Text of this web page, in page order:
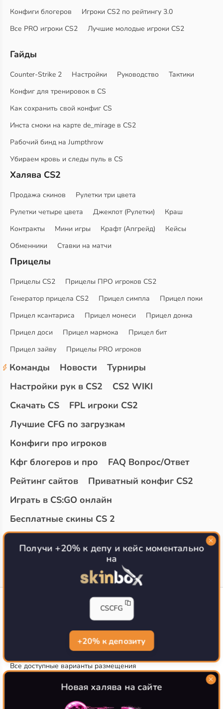
Конфиги блогеров
Игроки CS2 по рейтингу 3.0
Все PRO игроки CS2
Лучшие молодые игроки CS2
Гайды
Counter-Strike 2 Настройки Руководство
Тактики
Конфиг для тренировок в CS
Как сохранить свой конфиг CS
Инста смоки на карте de_mirage в CS2
Рабочий бинд на Jumpthrow
Убираем кровь и следы пуль в CS
Халява CS2
Продажа скинов
Рулетки три цвета
Рулетки четыре цвета
Джекпот (Рулетки)
Краш
Контракты
Мини игры Крафт (Апгрейд)
Кейсы
Обменники
Ставки на матчи
Прицелы
Прицелы CS2
Прицелы ПРО игроков CS2
Генератор прицела CS2
Прицел симпла
Прицел поки
Прицел ксантариса
Прицел монеси
Прицел донка
Прицел доси
Прицел мармока
Прицел бит
Прицел зайву
Прицелы PRO игроков
Команды Новости
Турниры
Настройки рук в CS2
CS2 WIKI
Скачать CS
FPL игроки CS2
Лучшие CFG по загрузкам
Конфиги про игроков
Кфг блогеров и про
FAQ Вопрос/Ответ
Рейтинг сайтов
Приватный конфиг CS2
Играть в CS:GO онлайн
Бесплатные скины CS 2
CS-CONFIG.com © 2020-2026 г.
Политика конфиденциальности
РЕКЛАМА НА САЙТЕ
Все доступные варианты размещения
Согласие на обработку данных
О CS-CONFIG.COM
CFG pro CS 2 - именно это мы и размещаем на нашем
Получи +20% к депу и кейс моментально
на
CSCFG
+20% к депозиту
Новая халява на сайте